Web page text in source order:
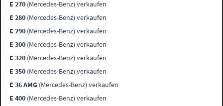
E 270 (Mercedes-Benz) verkaufen
E 280 (Mercedes-Benz) verkaufen
E 290 (Mercedes-Benz) verkaufen
E 300 (Mercedes-Benz) verkaufen
E 320 (Mercedes-Benz) verkaufen
E 350 (Mercedes-Benz) verkaufen
E 36 AMG (Mercedes-Benz) verkaufen
E 400 (Mercedes-Benz) verkaufen